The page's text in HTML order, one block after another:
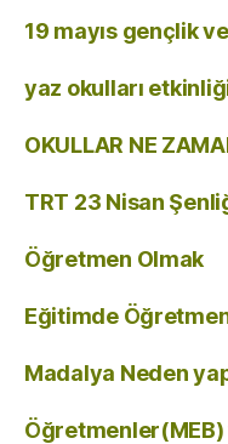
19 mayıs gençlik
yaz okulları
OKULLAR NE
TRT 23 Nisan
Öğretmen Olmak
Eğitimde
Madalya Neden